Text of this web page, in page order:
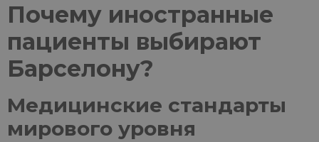
Почему иностранные
пациенты выбирают
Барселону?
Медицинские стандарты
мирового уровня